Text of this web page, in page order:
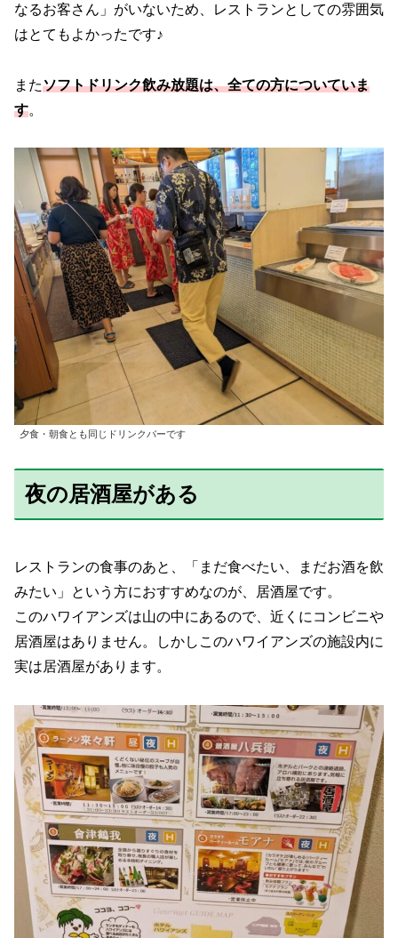
なるお客さん」がいないため、レストランとしての雰囲気
はとてもよかったです♪
またソフトドリンク飲み放題は、全ての方についていま
す。
夕食・朝食とも同じドリンクバーです
夜の居酒屋がある
レストランの食事のあと、「まだ食べたい、まだお酒を飲
みたい」という方におすすめなのが、居酒屋です。
このハワイアンズは山の中にあるので、近くにコンビニや
居酒屋はありません。しかしこのハワイアンズの施設内に
実は居酒屋があります。